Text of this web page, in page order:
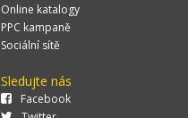
Online katalogy
PPC kampaně
Sociální sítě
Sledujte nás
Facebook